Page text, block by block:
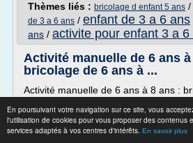
En poursuivant votre navigation sur ce site, vous
l'utilisation de cookies pour vous proposer des contenus
services adaptés à vos centres d'intérêts. En savoir plus
Thèmes liés : bricolage d enfant 5 ans /
de 3 a 6 ans / enfant de 3 a 6 ans
ans / activite pour enfant 3 a 6
Activité manuelle de 6 ans
bricolage de 6 ans à ...
Activité manuelle de 6 ans à 8 ans :
Les activités manuelles et bricolages :
Recette gâteau aux pommes